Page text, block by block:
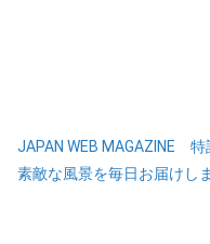
JAPAN WEB MAGAZINE
素敵な風景を毎日お届けしま